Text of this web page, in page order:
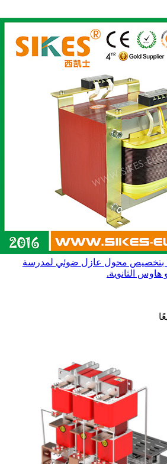
قامت شركة Sikes بتخصيص محول عازل ضوئي لمدرسة
الثانوية.